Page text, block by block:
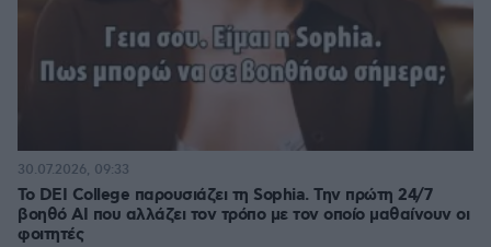
Το DEI College παρουσιάζει τη Sophia. Την πρώτη 24/7
βοηθό AI που αλλάζει τον τρόπο με τον οποίο μαθαίνουν οι
φοιτητές
30.07.2026, 09:33